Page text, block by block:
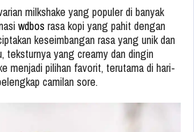
milkshake yang populer di banyak
wdbos rasa kopi yang pahit dengan
keseimbangan rasa yang unik dan
teksturnya yang creamy dan dingin
menjadi pilihan favorit, terutama di hari-
camilan sore.